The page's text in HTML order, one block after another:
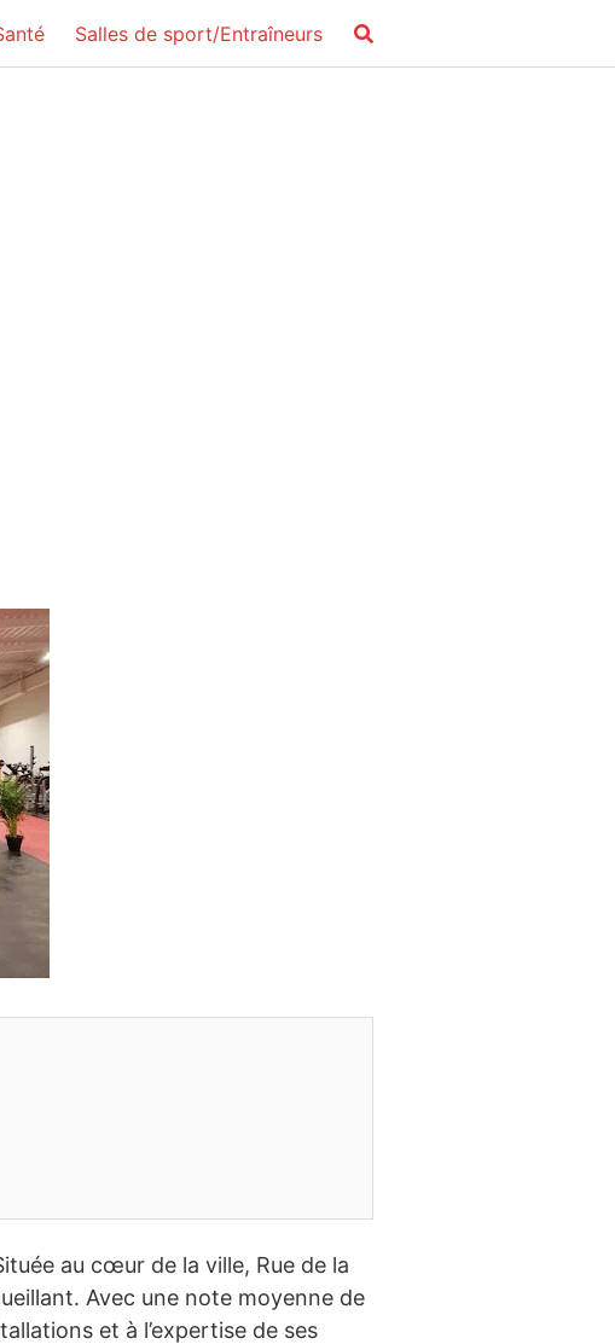
Salles de sport/Entraîneurs
au cœur de la ville, Rue de la
Avec une note moyenne de
et à l’expertise de ses